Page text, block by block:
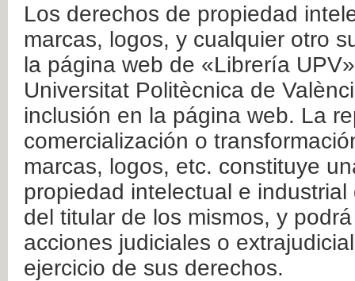
Los derechos de propiedad
marcas, logos, y cualquier otro
la página web de «Librería
Universitat Politècnica de
inclusión en la página web. La
comercialización o
marcas, logos, etc. constituye
propiedad intelectual e
del titular de los mismos, y
acciones judiciales o
ejercicio de sus derechos.